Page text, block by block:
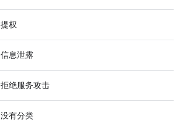
提权
信息泄露
拒绝服务攻击
没有分类